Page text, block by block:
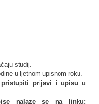
studij.
u ljetnom upisnom roku.
pristupiti prijavi i upisu u
nalaze se na linku: